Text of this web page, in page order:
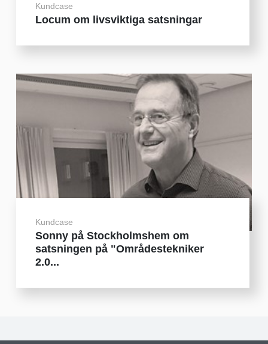
Kundcase
Locum om livsviktiga satsningar
Kundcase
Sonny på Stockholmshem om
satsningen på "Områdestekniker
2.0...